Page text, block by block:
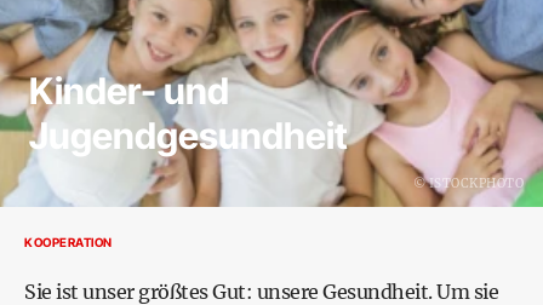
©ISTOCKPHOTO
Kinder- und
Jugendgesundheit
KOOPERATION
Sie ist unser größtes Gut: unsere Gesundheit. Um sie